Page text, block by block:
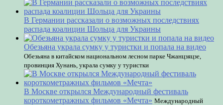
В Германии рассказали о возможных последствиях
распада коалиции Шольца для Украины
Обезьяна украла сумку у туристки и попала на видео
Обезьяна в китайском национальном лесном парке Чжанцзяцзе,
провинция Хунань, украла сумку у туристки
В Москве открылся Международный фестиваль
короткометражных фильмов «Мечта» Международный